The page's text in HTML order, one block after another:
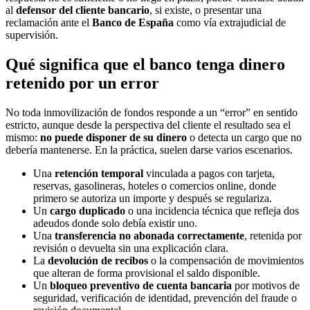
al defensor del cliente bancario, si existe, o presentar una
reclamación ante el Banco de España como vía extrajudicial de
supervisión.
Qué significa que el banco tenga dinero
retenido por un error
No toda inmovilización de fondos responde a un “error” en sentido
estricto, aunque desde la perspectiva del cliente el resultado sea el
mismo: no puede disponer de su dinero o detecta un cargo que no
debería mantenerse. En la práctica, suelen darse varios escenarios.
Una retención temporal vinculada a pagos con tarjeta,
reservas, gasolineras, hoteles o comercios online, donde
primero se autoriza un importe y después se regulariza.
Un cargo duplicado o una incidencia técnica que refleja dos
adeudos donde solo debía existir uno.
Una transferencia no abonada correctamente, retenida por
revisión o devuelta sin una explicación clara.
La devolución de recibos o la compensación de movimientos
que alteran de forma provisional el saldo disponible.
Un bloqueo preventivo de cuenta bancaria por motivos de
seguridad, verificación de identidad, prevención del fraude o